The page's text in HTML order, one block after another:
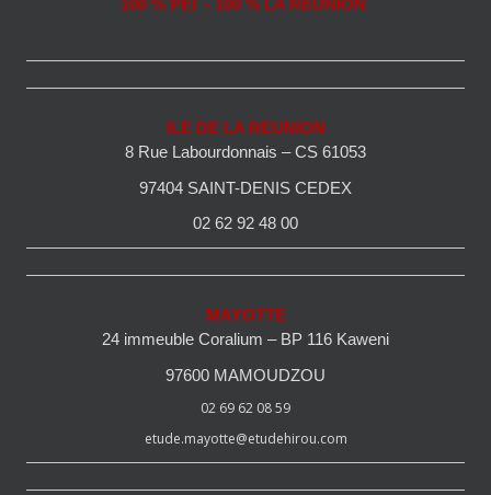
100 % PEI - 100 % LA REUNION
ILE DE LA REUNION
8 Rue Labourdonnais – CS 61053
97404 SAINT-DENIS CEDEX
02 62 92 48 00
MAYOTTE
24 immeuble Coralium – BP 116 Kaweni
97600 MAMOUDZOU
02 69 62 08 59
etude.mayotte@etudehirou.com